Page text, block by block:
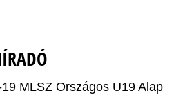
MLSZ Országos U19 Alap